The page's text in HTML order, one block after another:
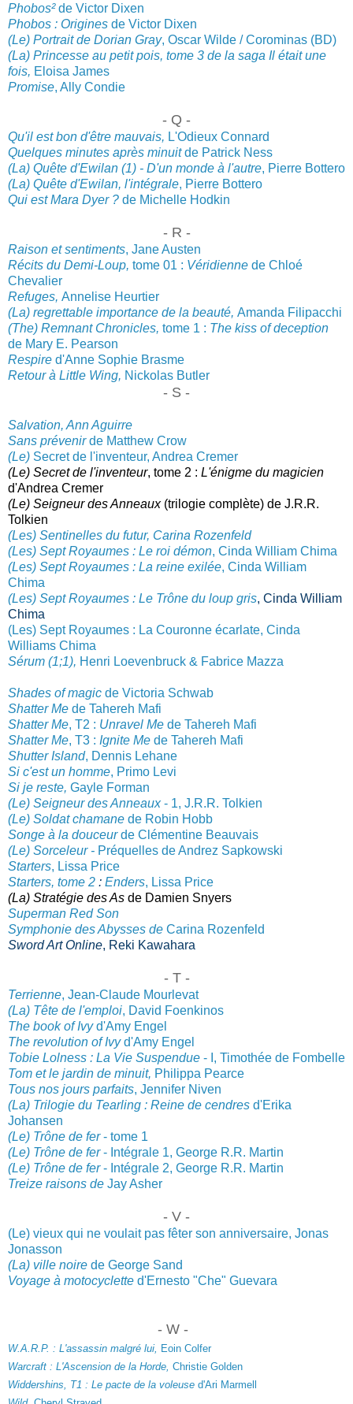
Phobos²de Victor Dixen
Phobos : Origines de Victor Dixen
(Le) Portrait de Dorian Gray, Oscar Wilde / Corominas (BD)
(La) Princesse au petit pois, tome 3 de la saga Il était une
fois, Eloisa James
Promise, Ally Condie
- Q -
Qu'il est bon d'être mauvais, L'Odieux Connard
Quelques minutes après minuitde Patrick Ness
(La) Quête d'Ewilan (1) - D'un monde à l'autre, Pierre Bottero
(La) Quête d'Ewilan, l'intégrale, Pierre Bottero
Qui est Mara Dyer ? de Michelle Hodkin
- R -
Raison et sentiments, Jane Austen
Récits du Demi-Loup, tome 01 : Véridienne de Chloé
Chevalier
Refuges, Annelise Heurtier
(La) regrettable importance de la beauté, Amanda Filipacchi
(The) Remnant Chronicles, tome 1 : The kiss of deception
de Mary E. Pearson
Respire d'Anne Sophie Brasme
Retour à Little Wing, Nickolas Butler
- S -
Salvation, Ann Aguirre
Sans prévenirde Matthew Crow
(Le) Secret de l'inventeur, Andrea Cremer
(Le) Secret de l'inventeur, tome 2 : L'énigme du magicien
d'Andrea Cremer
(Le) Seigneur des Anneaux(trilogie complète) de J.R.R.
Tolkien
(Les) Sentinelles du futur, Carina Rozenfeld
(Les) Sept Royaumes : Le roi démon, Cinda William Chima
(Les) Sept Royaumes : La reine exilée, Cinda William
Chima
(Les) Sept Royaumes : Le Trône du loup gris, Cinda William
Chima
(Les) Sept Royaumes : La Couronne écarlate, Cinda
Williams Chima
Sérum (1;1), Henri Loevenbruck & Fabrice Mazza
Shades of magic de Victoria Schwab
Shatter Me de Tahereh Mafi
Shatter Me, T2 : Unravel Me de Tahereh Mafi
Shatter Me, T3 : Ignite Me de Tahereh Mafi
Shutter Island, Dennis Lehane
Si c'est un homme, Primo Levi
Si je reste, Gayle Forman
(Le) Seigneur des Anneaux- 1, J.R.R. Tolkien
(Le) Soldat chamane de Robin Hobb
Songe à la douceurde Clémentine Beauvais
(Le) Sorceleur - Préquelles de Andrez Sapkowski
Starters, Lissa Price
Starters, tome 2 : Enders, Lissa Price
(La) Stratégie des As de Damien Snyers
Superman Red Son
Symphonie des Abysses de Carina Rozenfeld
Sword Art Online, Reki Kawahara
- T -
Terrienne, Jean-Claude Mourlevat
(La) Tête de l'emploi, David Foenkinos
The book of Ivyd'Amy Engel
The revolution of Ivyd'Amy Engel
Tobie Lolness : La Vie Suspendue - I, Timothée de Fombelle
Tom et le jardin de minuit, Philippa Pearce
Tous nos jours parfaits, Jennifer Niven
(La) Trilogie du Tearling : Reine de cendres d'Erika
Johansen
(Le) Trône de fer- tome 1
(Le) Trône de fer- Intégrale 1, George R.R. Martin
(Le) Trône de fer- Intégrale 2, George R.R. Martin
Treize raisons de Jay Asher
- V -
(Le) vieux qui ne voulait pas fêter son anniversaire, Jonas
Jonasson
(La) ville noire de George Sand
Voyage à motocyclette d'Ernesto "Che" Guevara
- W -
W.A.R.P. : L'assassin malgré lui,
Eoin Colfer
Warcraft : L'Ascension de la Horde Christie Golden
Widdershins, T1 : Le pacte de la voleuse d'Ari Marmell